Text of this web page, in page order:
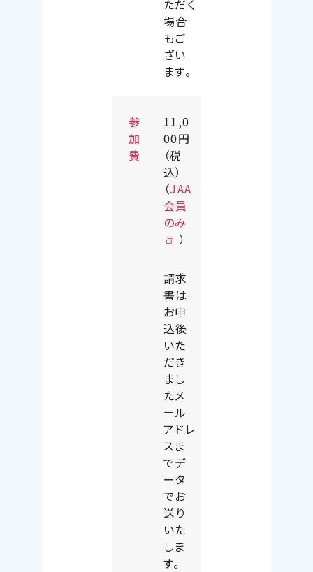
ただく
場合
もご
ざい
ます。
参
加
費
11,0
00円
（税
込）
（JAA
会員
のみ
）
請求
書は
お申
込後
いた
だき
まし
たメ
ール
アドレ
スま
でデ
ータ
でお
送り
いた
しま
す。